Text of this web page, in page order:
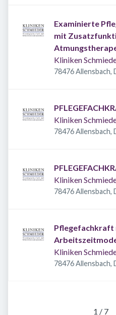
Examinierte
mit
Kliniken
78476 Allensbach,
Kliniken
78476 Allensbach,
Kliniken
78476 Allensbach,
Pflegefachkraft
Kliniken
78476 Allensbach,
1 / 7